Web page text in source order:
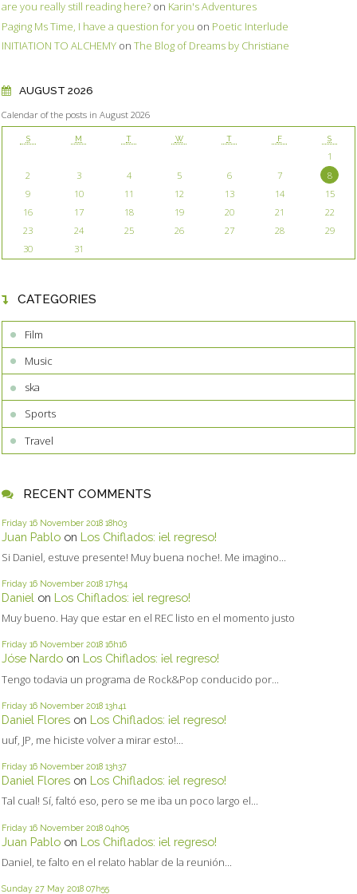
are you really still reading here? on Karin's Adventures
Paging Ms Time, I have a question for you on Poetic Interlude
INITIATION TO ALCHEMY on The Blog of Dreams by Christiane
AUGUST 2026
Calendar of the posts in August 2026
S M T W T F S
1
2
3 4 5 6 7
8
9
10 11 12 13 14
15
16
17 18 19 20 21
22
23
24 25 26 27 28
29
30
31
CATEGORIES
Film
Music
ska
Sports
Travel
RECENT COMMENTS
Friday 16 November 2018 18h03
Juan Pablo on Los Chiflados: ¡el regreso!
Si Daniel, estuve presente! Muy buena noche!. Me imagino...
Friday 16 November 2018 17h54
Daniel on Los Chiflados: ¡el regreso!
Muy bueno. Hay que estar en el REC listo en el momento justo
Friday 16 November 2018 16h16
Jóse Nardo on Los Chiflados: ¡el regreso!
Tengo todavia un programa de Rock&Pop conducido por...
Friday 16 November 2018 13h41
Daniel Flores on Los Chiflados: ¡el regreso!
uuf, JP, me hiciste volver a mirar esto!...
Friday 16 November 2018 13h37
Daniel Flores on Los Chiflados: ¡el regreso!
Tal cual! Sí, faltó eso, pero se me iba un poco largo el...
Friday 16 November 2018 04h05
Juan Pablo on Los Chiflados: ¡el regreso!
Daniel, te falto en el relato hablar de la reunión...
Sunday 27 May 2018 07h55